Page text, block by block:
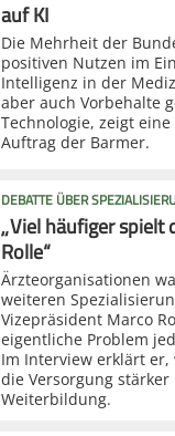
auf KI
Die Mehrheit der
positiven Nutzen im
Intelligenz in der
aber auch Vorbehalte
Technologie, zeigt
Auftrag der Barmer.
DEBATTE ÜBER
„Viel häufiger spielt
Rolle“
Ärzteorganisationen
weiteren
Vizepräsident Marco
eigentliche Problem
Im Interview erklärt
die Versorgung
Weiterbildung.